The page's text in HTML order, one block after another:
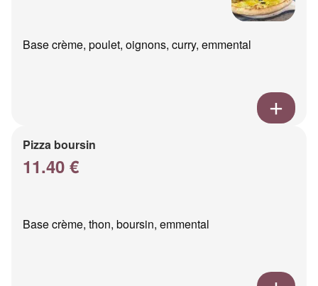
Base crème, poulet, oignons, curry, emmental
Pizza boursin
11.40 €
Base crème, thon, boursin, emmental